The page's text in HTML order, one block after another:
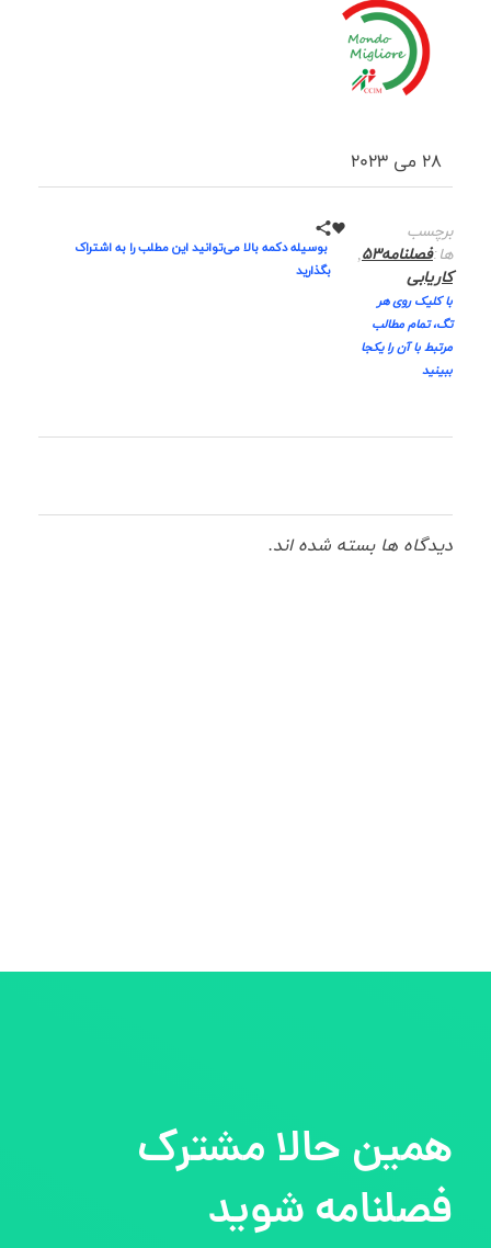
28 می 2023
برچسب
ها:فصلنامه53
,
کاریابی
با کلیک روی هر
تگ، تمام مطالب
مرتبط با آن را یکجا
ببینید
بوسیله دکمه بالا می‌توانید این مطلب را به اشتراک
بگذارید
دیدگاه ها بسته شده اند.
همین حالا مشترک
فصلنامه شوید